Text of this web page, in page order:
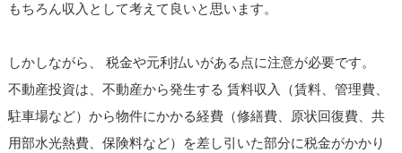
もちろん収入として考えて良いと思います。
しかしながら、 税金や元利払いがある点に注意が必要です。
不動産投資は、不動産から発生する 賃料収入（賃料、管理費、
駐車場など）から物件にかかる経費（修繕費、原状回復費、共
用部水光熱費、保険料など）を差し引いた部分に税金がかかり